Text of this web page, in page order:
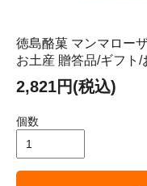
徳島酪菓 マンマロー
お土産 贈答品/ギフト/
2,821円(税込)
個数